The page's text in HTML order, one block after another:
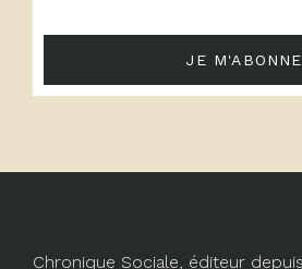
JE M'ABONNE
Chronique Sociale, éditeur